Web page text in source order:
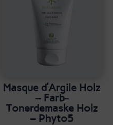
Masque d’Argile Holz
– Farb-
Tonerdemaske Holz
– Phyto5